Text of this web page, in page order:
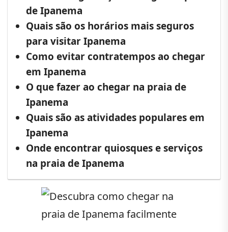
de Ipanema
Quais são os horários mais seguros
para visitar Ipanema
Como evitar contratempos ao chegar
em Ipanema
O que fazer ao chegar na praia de
Ipanema
Quais são as atividades populares em
Ipanema
Onde encontrar quiosques e serviços
na praia de Ipanema